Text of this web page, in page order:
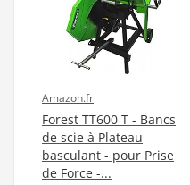
Amazon.fr
Forest TT600 T - Bancs
de scie à Plateau
basculant - pour Prise
de Force -...